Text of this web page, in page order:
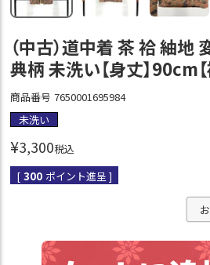
（中古）道中着 茶 袷 紬地
典柄 未洗い【身丈】90cm
商品番号 7650001695984
未洗い
¥3,300税込
[ 300 ポイント進呈 ]